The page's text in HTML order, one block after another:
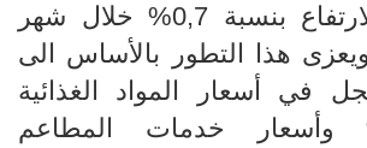
الفارط بعد الارتفاع بنسبة 0,7% خلال شهر
2023. ويعزى هذا التطور بالأساس الى
في أسعار المواد الغذائية
0,4% وأسعار خدمات المطاعم